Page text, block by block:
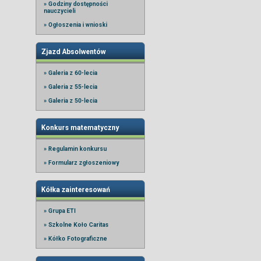
» Godziny dostępności
nauczycieli
» Ogłoszenia i wnioski
Zjazd Absolwentów
» Galeria z 60-lecia
» Galeria z 55-lecia
» Galeria z 50-lecia
Konkurs matematyczny
» Regulamin konkursu
» Formularz zgłoszeniowy
Kółka zainteresowań
» Grupa ETI
» Szkolne Koło Caritas
» Kółko Fotograficzne